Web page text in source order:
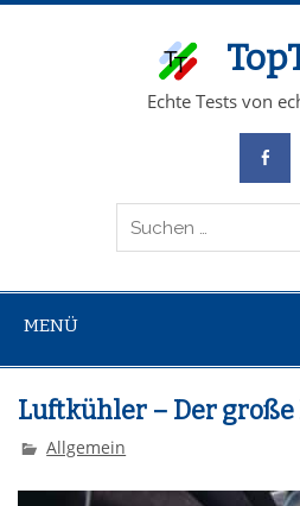
Echte Tests von
MENÜ
Luftkühler – Der
Allgemein